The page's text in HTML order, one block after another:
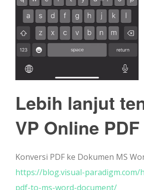
Lebih lanjut
VP Online
Konversi PDF ke Dokumen MS
https://blog.visual-
pdf-to-ms-word-document/